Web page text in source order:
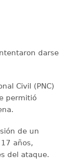
darse
Civil (PNC)
permitió
de un
años,
del ataque.